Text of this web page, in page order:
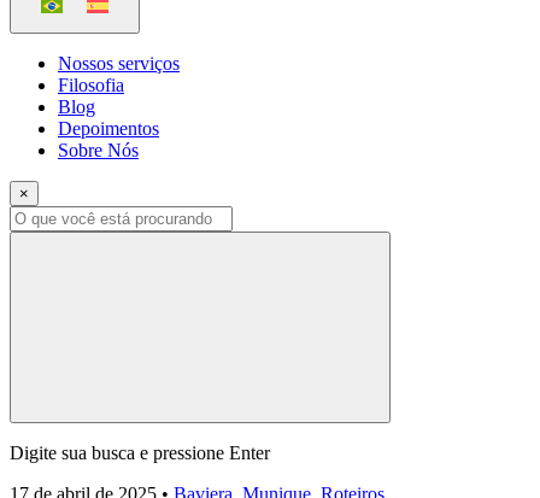
Nossos serviços
Filosofia
Blog
Depoimentos
Sobre Nós
×
Digite sua busca e pressione Enter
17 de abril de 2025 • Baviera, Munique, Roteiros